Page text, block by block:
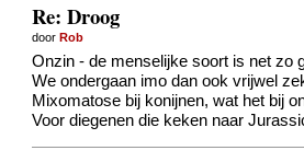
Re: Droog
door Rob
Onzin - de menselijke soort is net zo
We ondergaan imo dan ook vrijwel
Mixomatose bij konijnen, wat het bij
Voor diegenen die keken naar